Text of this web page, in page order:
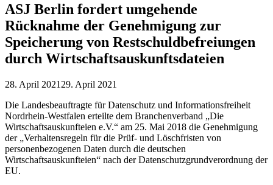
ASJ Berlin fordert umgehende
Rücknahme der Genehmigung zur
Speicherung von Restschuldbefreiungen
durch Wirtschaftsauskunftsdateien
28. April 2021 29. April 2021
Die Landesbeauftragte für Datenschutz und Informationsfreiheit
Nordrhein-Westfalen erteilte dem Branchenverband „Die
Wirtschaftsauskunfteien e.V.“ am 25. Mai 2018 die Genehmigung
der „Verhaltensregeln für die Prüf- und Löschfristen von
personenbezogenen Daten durch die deutschen
Wirtschaftsauskunfteien“ nach der Datenschutzgrundverordnung der
EU.